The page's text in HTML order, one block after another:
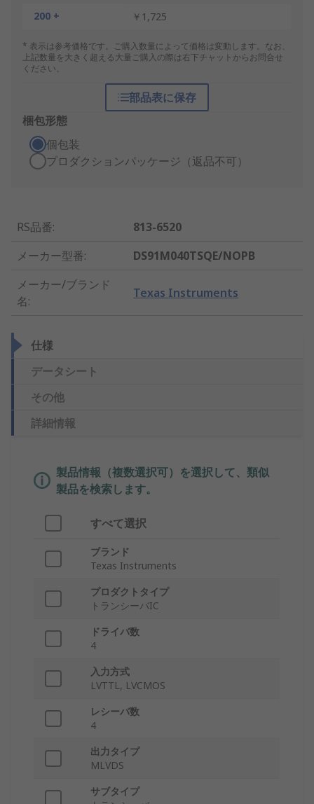
200 +
￥1,725
* 表示は参考価格です。ご購入数量によって価格は変動します。なお、
上記数量を大きく超える大量ご購入の際は右下チャットからお問合せ
ください。
部品表に保存
梱包形態
個包装
プロダクションパッケージ（返品不可）
RS品番:
813-6520
メーカー型番:
DS91M040TSQE/NOPB
メーカー/ブランド
名:
Texas Instruments
仕様
データシート
その他
詳細情報
製品情報（複数選択可）を選択して、類似
製品を検索します。
すべて選択
ブランド
Texas Instruments
プロダクトタイプ
トランシーバIC
ドライバ数
4
入力方式
LVTTL, LVCMOS
レシーバ数
4
出力タイプ
MLVDS
サブタイプ